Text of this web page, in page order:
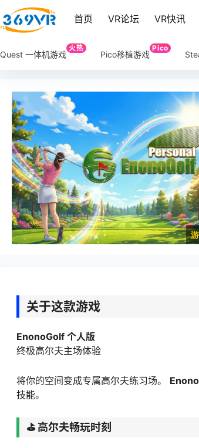
首页 VR论坛 VR快讯
Quest 一体机游戏
火热
Pico移植游戏
Pico
关于这款游戏
EnonoGolf 个人版
终极高尔夫主场体验
将你的空间变成专属高尔夫练习场。
技能。
⛳ 高尔夫畅玩时刻